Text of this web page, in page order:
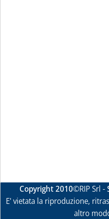
Copyright 2010©RIP Srl -
E' vietata la riproduzione,
altro